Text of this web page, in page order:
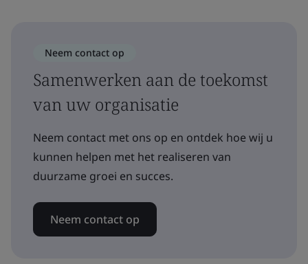
Neem contact op
Samenwerken aan de toekomst
van uw organisatie
Neem contact met ons op en ontdek hoe wij u
kunnen helpen met het realiseren van
duurzame groei en succes.
Neem contact op